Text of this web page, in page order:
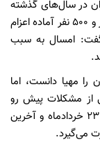
در سال‌های گذشته
85 هزار نفر بوده است و در سال 1399 نیز 74 هزار و 500 نفر آماده اعزام
امسال به سبب
را مهیا دانست، اما
از مشکلات پیش رو
عنوان کرد و افزود: اولین پرواز به سمت عربستان 23 خردادماه و آخرین